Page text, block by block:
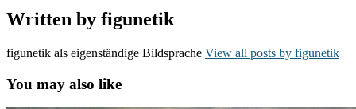
Written by figunetik
figunetik als eigenständige Bildsprache View all posts by figunetik
You may also like